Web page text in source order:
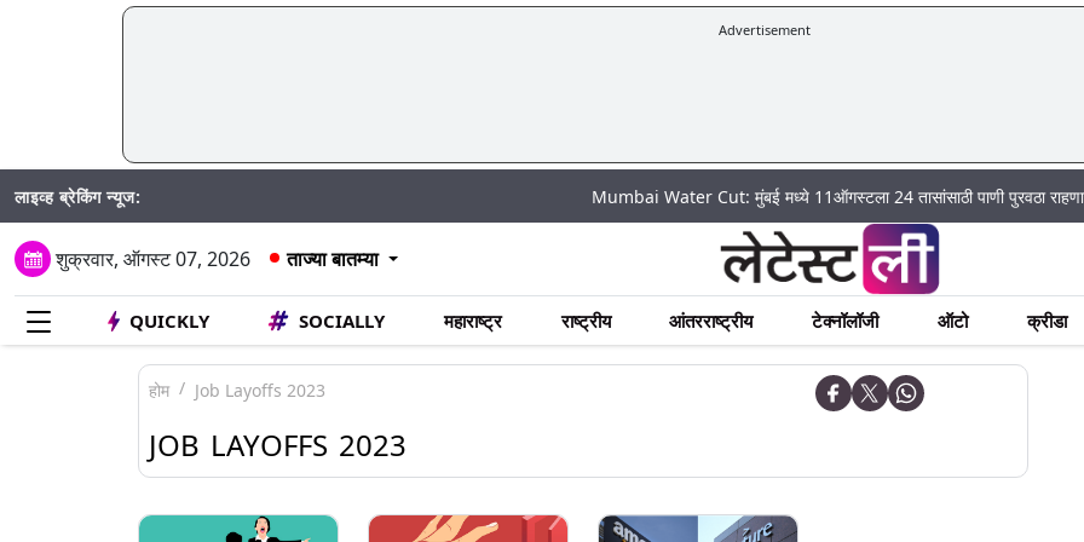
Advertisement
लाइव्ह ब्रेकिंग न्यूज: Mumbai Water Cut: मुंबई मध्ये 11ऑगस्टला 24 तासांसाठी पाणी पुरवठा राहणार बंद; पहा
शुक्रवार, ऑगस्ट 07, 2026 ताज्या बातम्या
QUICKLY SOCIALLY महाराष्ट्र राष्ट्रीय आंतरराष्ट्रीय टेक्नॉलॉजी ऑटो क्रीडा
होम Job Layoffs 2023
JOB LAYOFFS 2023